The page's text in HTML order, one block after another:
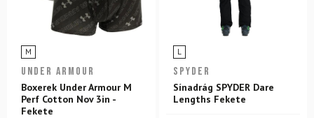
M
UNDER ARMOUR
Boxerek Under Armour M
Perf Cotton Nov 3in -
Fekete
L
SPYDER
Sínadrág SPYDER Dare
Lengths Fekete